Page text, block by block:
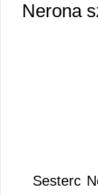
Nerona
Sesterc